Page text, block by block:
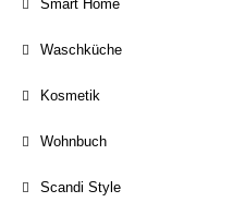
Smart Home
Waschküche
Kosmetik
Wohnbuch
Scandi Style